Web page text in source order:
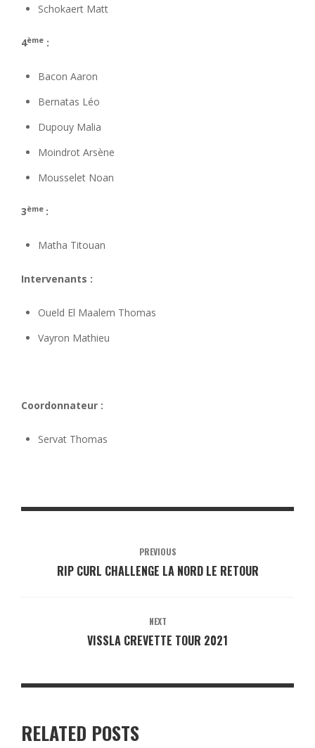
Schokaert Matt
4ème :
Bacon Aaron
Bernatas Léo
Dupouy Malia
Moindrot Arsène
Mousselet Noan
3ème :
Matha Titouan
Intervenants :
Oueld El Maalem Thomas
Vayron Mathieu
Coordonnateur :
Servat Thomas
PREVIOUS
RIP CURL CHALLENGE LA NORD LE RETOUR
NEXT
VISSLA CREVETTE TOUR 2021
RELATED POSTS